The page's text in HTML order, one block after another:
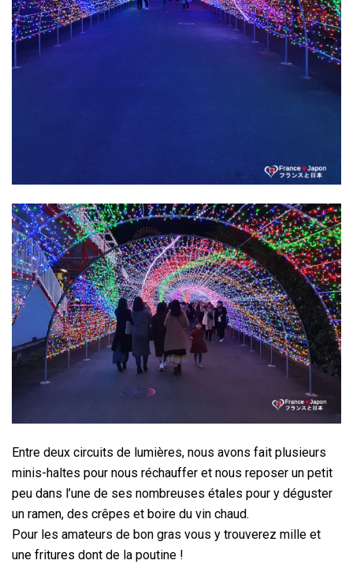
Entre deux circuits de lumières, nous avons fait plusieurs
minis-haltes pour nous réchauffer et nous reposer un petit
peu dans l’une de ses nombreuses étales pour y déguster
un ramen, des crêpes et boire du vin chaud.
Pour les amateurs de bon gras vous y trouverez mille et
une fritures dont de la poutine !